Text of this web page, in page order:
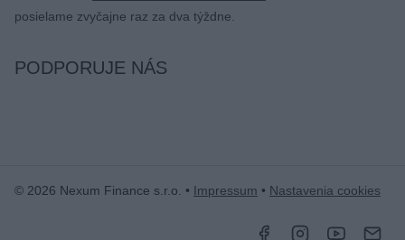
posielame zvyčajne raz za dva týždne.
PODPORUJE NÁS
© 2026 Nexum Finance s.r.o. • Impressum • Nastavenia cookies